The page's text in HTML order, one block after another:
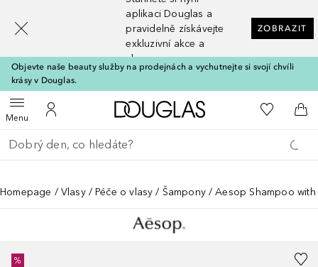
aplikaci Douglas a
pravidelně získávejte
exkluzivní akce a
slevy
ZOBRAZIT
Objevte naše beauty služby na prodejnách a vychutnejte si svojí chvíli
krásy v Douglas.
MenuOtevřít menuK mému účtu
Domů K mému
Do
Vraťte se
Proveďte vyhledávání
Homepage Vlasy Péče o vlasy Šampony Aesop Shampoo with
%
[navigation.slideout.screenreader]